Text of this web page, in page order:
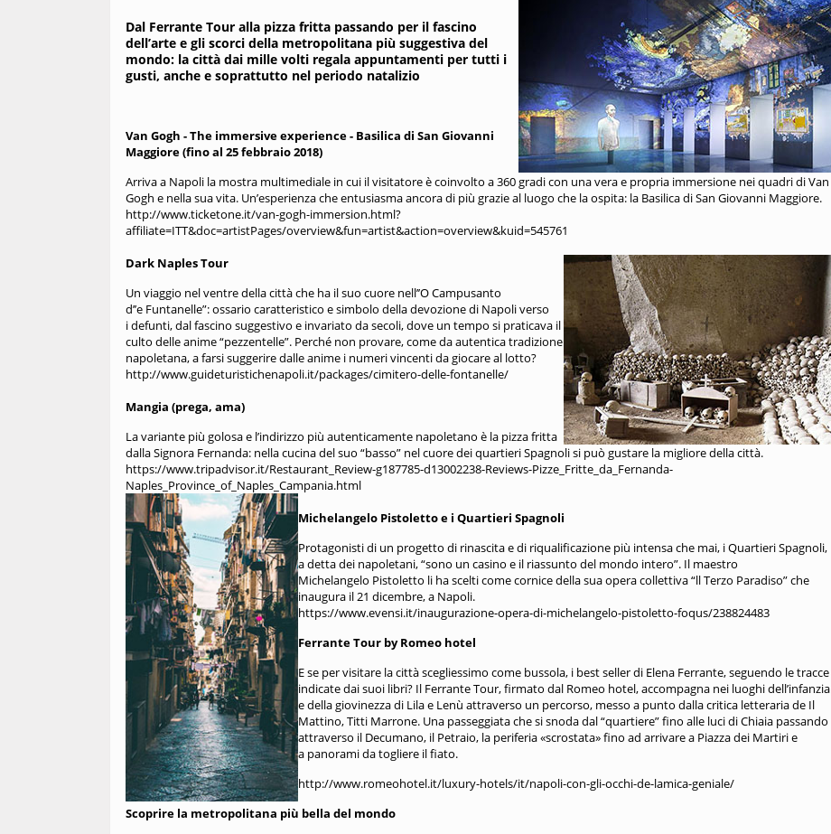
Dal Ferrante Tour alla pizza fritta passando per il fascino
dell’arte e gli scorci della metropolitana più suggestiva del
mondo: la città dai mille volti regala appuntamenti per tutti i
gusti, anche e soprattutto nel periodo natalizio
Van Gogh - The immersive experience - Basilica di San Giovanni
Maggiore (fino al 25 febbraio 2018)
Arriva a Napoli la mostra multimediale in cui il visitatore è coinvolto a 360 gradi con una vera e propria immersione nei quadri di Van
Gogh e nella sua vita. Un’esperienza che entusiasma ancora di più grazie al luogo che la ospita: la Basilica di San Giovanni Maggiore.
http://www.ticketone.it/van-gogh-immersion.html?
affiliate=ITT&doc=artistPages/overview&fun=artist&action=overview&kuid=545761
Dark Naples Tour
Un viaggio nel ventre della città che ha il suo cuore nell’’O Campusanto
d’’e Funtanelle”: ossario caratteristico e simbolo della devozione di Napoli verso
i defunti, dal fascino suggestivo e invariato da secoli, dove un tempo si praticava il
culto delle anime “pezzentelle”. Perché non provare, come da autentica tradizione
napoletana, a farsi suggerire dalle anime i numeri vincenti da giocare al lotto?
http://www.guideturistichenapoli.it/packages/cimitero-delle-fontanelle/
Mangia (prega, ama)
La variante più golosa e l’indirizzo più autenticamente napoletano è la pizza fritta
dalla Signora Fernanda: nella cucina del suo “basso” nel cuore dei quartieri Spagnoli si può gustare la migliore della città.
https://www.tripadvisor.it/Restaurant_Review-g187785-d13002238-Reviews-Pizze_Fritte_da_Fernanda-
Naples_Province_of_Naples_Campania.html
Michelangelo Pistoletto e i Quartieri Spagnoli
Protagonisti di un progetto di rinascita e di riqualificazione più intensa che mai, i Quartieri Spagnoli,
a detta dei napoletani, “sono un casino e il riassunto del mondo intero”. Il maestro
Michelangelo Pistoletto li ha scelti come cornice della sua opera collettiva “ll Terzo Paradiso” che
inaugura il 21 dicembre, a Napoli.
https://www.evensi.it/inaugurazione-opera-di-michelangelo-pistoletto-foqus/238824483
Ferrante Tour by Romeo hotel
E se per visitare la città scegliessimo come bussola, i best seller di Elena Ferrante, seguendo le tracce
indicate dai suoi libri? Il Ferrante Tour, firmato dal Romeo hotel, accompagna nei luoghi dell’infanzia
e della giovinezza di Lila e Lenù attraverso un percorso, messo a punto dalla critica letteraria de Il
Mattino, Titti Marrone. Una passeggiata che si snoda dal “quartiere” fino alle luci di Chiaia passando
attraverso il Decumano, il Petraio, la periferia «scrostata» fino ad arrivare a Piazza dei Martiri e
a panorami da togliere il fiato.
http://www.romeohotel.it/luxury-hotels/it/napoli-con-gli-occhi-de-lamica-geniale/
Scoprire la metropolitana più bella del mondo